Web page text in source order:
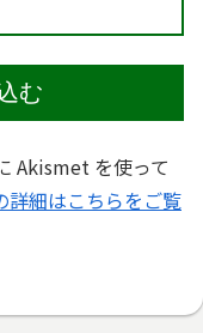
む
Akismet を使って
詳細はこちらをご覧